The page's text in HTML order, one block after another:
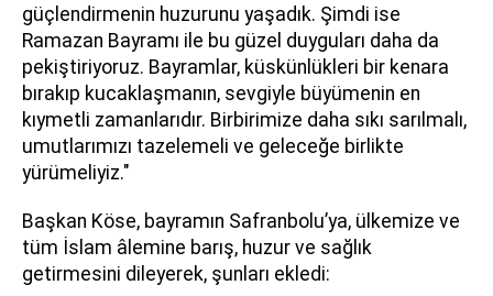
güçlendirmenin huzurunu yaşadık. Şimdi ise
Ramazan Bayramı ile bu güzel duyguları daha da
pekiştiriyoruz. Bayramlar, küskünlükleri bir kenara
bırakıp kucaklaşmanın, sevgiyle büyümenin en
kıymetli zamanlarıdır. Birbirimize daha sıkı sarılmalı,
umutlarımızı tazelemeli ve geleceğe birlikte
yürümeliyiz."
Başkan Köse, bayramın Safranbolu’ya, ülkemize ve
tüm İslam âlemine barış, huzur ve sağlık
getirmesini dileyerek, şunları ekledi: